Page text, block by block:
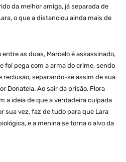
da melhor amiga, já separada de
o que a distanciou ainda mais de
as duas, Marcelo é assassinado,
foi pega com a arma do crime, sendo
reclusão, separando-se assim de sua
Donatela. Ao sair da prisão, Flora
a ideia de que a verdadeira culpada
sua vez, faz de tudo para que Lara
e a menina se torna o alvo da